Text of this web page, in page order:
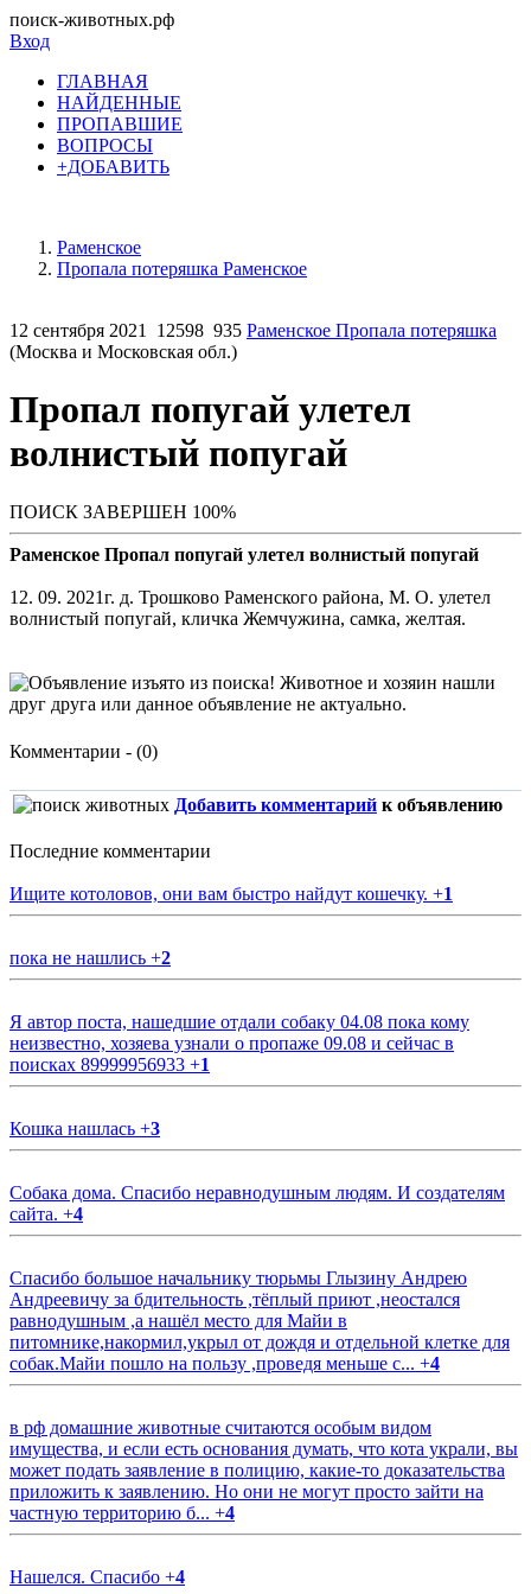
поиск-животных.рф
Вход
ГЛАВНАЯ
НАЙДЕННЫЕ
ПРОПАВШИЕ
ВОПРОСЫ
+ДОБАВИТЬ
Раменское
Пропала потеряшка Раменское
12 сентября 2021 12598 935 Раменское Пропала потеряшка
(Москва и Московская обл.)
Пропал попугай улетел
волнистый попугай
ПОИСК ЗАВЕРШЕН 100%
Раменское Пропал попугай улетел волнистый попугай
12. 09. 2021г. д. Трошково Раменского района, М. О. улетел
волнистый попугай, кличка Жемчужина, самка, желтая.
Комментарии - (0)
Добавить комментарий к объявлению
Последние комментарии
Ищите котоловов, они вам быстро найдут кошечку. +1
пока не нашлись +2
Я автор поста, нашедшие отдали собаку 04.08 пока кому
неизвестно, хозяева узнали о пропаже 09.08 и сейчас в
поисках 89999956933 +1
Кошка нашлась +3
Собака дома. Спасибо неравнодушным людям. И создателям
сайта. +4
Спасибо большое начальнику тюрьмы Глызину Андрею
Андреевичу за бдительность ,тёплый приют ,неостался
равнодушным ,а нашёл место для Майи в
питомнике,накормил,укрыл от дождя и отдельной клетке для
собак.Майи пошло на пользу ,проведя меньше с... +4
в рф домашние животные считаются особым видом
имущества, и если есть основания думать, что кота украли, вы
может подать заявление в полицию, какие-то доказательства
приложить к заявлению. Но они не могут просто зайти на
частную территорию б... +4
Нашелся. Спасибо +4